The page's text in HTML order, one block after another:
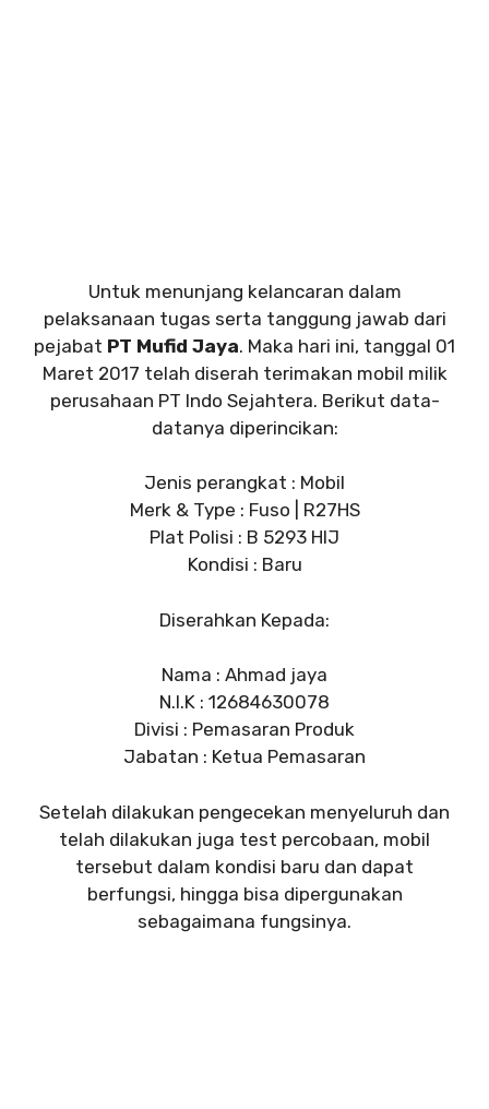
Untuk menunjang kelancaran dalam
pelaksanaan tugas serta tanggung jawab dari
pejabat PT Mufid Jaya. Maka hari ini, tanggal 01
Maret 2017 telah diserah terimakan mobil milik
perusahaan PT Indo Sejahtera. Berikut data-
datanya diperincikan:
Jenis perangkat : Mobil
Merk & Type : Fuso | R27HS
Plat Polisi : B 5293 HIJ
Kondisi : Baru
Diserahkan Kepada:
Nama : Ahmad jaya
N.I.K : 12684630078
Divisi : Pemasaran Produk
Jabatan : Ketua Pemasaran
Setelah dilakukan pengecekan menyeluruh dan
telah dilakukan juga test percobaan, mobil
tersebut dalam kondisi baru dan dapat
berfungsi, hingga bisa dipergunakan
sebagaimana fungsinya.